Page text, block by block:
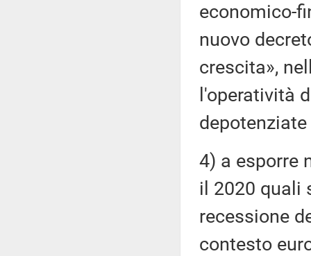
economico-
nuovo
crescita»,
l'operatività
4) a esporre
il 2020 quali
recessione
contesto